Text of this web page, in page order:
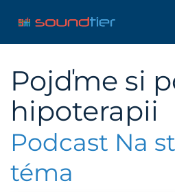
Pojďme si
hipoterapii
Podcast Na
téma